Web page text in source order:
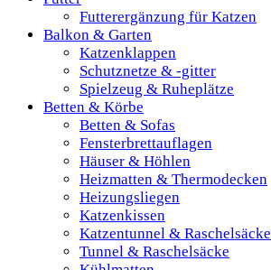
Futterergänzung für Katzen
Balkon & Garten
Katzenklappen
Schutznetze & -gitter
Spielzeug & Ruheplätze
Betten & Körbe
Betten & Sofas
Fensterbrettauflagen
Häuser & Höhlen
Heizmatten & Thermodecken
Heizungsliegen
Katzenkissen
Katzentunnel & Raschelsäcke
Tunnel & Raschelsäcke